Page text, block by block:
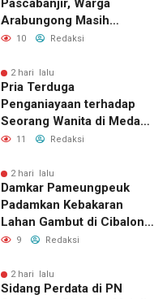
Pascabanjir, Warga
Arabungong Masih
Menunggu Bantuan
10 Redaksi
2 hari lalu
Pria Terduga
Penganiayaan terhadap
Seorang Wanita di Medan
Ditangkap Polisi
11 Redaksi
2 hari lalu
Damkar Pameungpeuk
Padamkan Kebakaran
Lahan Gambut di Cibalong,
Permukiman Warga
9 Redaksi
2 hari lalu
Sidang Perdata di PN